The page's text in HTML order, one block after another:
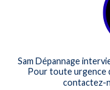
Sam Dépannage
Pour toute urgence
contactez-